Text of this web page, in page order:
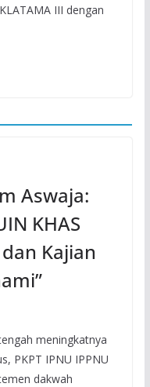
III dengan
Aswaja:
KHAS
Kajian
meningkatnya
PKPT IPNU IPPNU
dakwah